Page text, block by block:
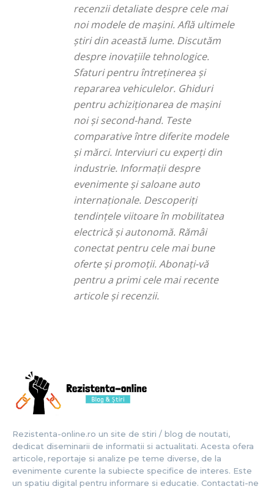
recenzii detaliate despre cele mai
noi modele de mașini. Află ultimele
știri din această lume. Discutăm
despre inovațiile tehnologice.
Sfaturi pentru întreținerea și
repararea vehiculelor. Ghiduri
pentru achiziționarea de mașini
noi și second-hand. Teste
comparative între diferite modele
și mărci. Interviuri cu experți din
industrie. Informații despre
evenimente și saloane auto
internaționale. Descoperiți
tendințele viitoare în mobilitatea
electrică și autonomă. Rămâi
conectat pentru cele mai bune
oferte și promoții. Abonați-vă
pentru a primi cele mai recente
articole și recenzii.
Rezistenta-online.ro un site de stiri / blog de noutati,
dedicat diseminarii de informatii si actualitati. Acesta ofera
articole, reportaje si analize pe teme diverse, de la
evenimente curente la subiecte specifice de interes. Este
un spatiu digital pentru informare si educatie. Contactati-ne